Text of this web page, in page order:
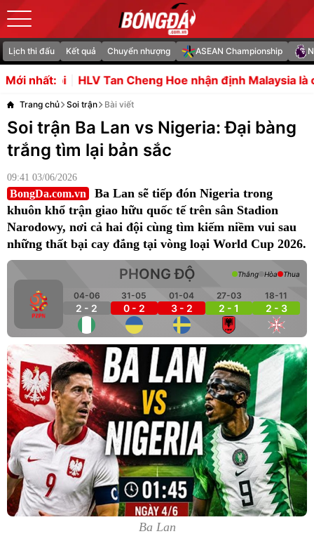
Lịch thi đấu Kết quả Chuyển nhượng ASEAN Championship
Mới nhất:
Tan Cheng Hoe nhận định Malaysia là cửa dưới trước
Trang chủ Soi trận Bài viết
Soi trận Ba Lan vs Nigeria: Đại bàng
trắng tìm lại bản sắc
09:41 03/06/2026
BongDa.com.vn
Ba Lan sẽ tiếp đón Nigeria trong
khuôn khổ trận giao hữu quốc tế trên sân Stadion
Narodowy, nơi cả hai đội cùng tìm kiếm niềm vui sau
những thất bại cay đắng tại vòng loại World Cup 2026.
PHONG ĐỘ
04-06
2 - 2
31-05
0 - 2
01-04
3 - 2
27-03
2 - 1
18-11
2 - 3
Thắng Hòa Thua
Ba Lan